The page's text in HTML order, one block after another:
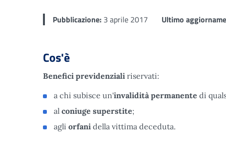
Pubblicazione: 3 aprile 2017 Ultimo
Cos'è
Benefici previdenziali riservati:
a chi subisce un'invalidità permanente di
al coniuge superstite;
agli orfani della vittima deceduta.